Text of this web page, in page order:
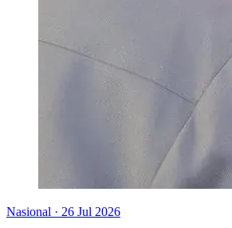
Nasional · 26 Jul 2026